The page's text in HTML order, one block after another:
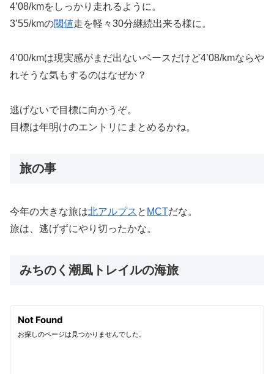
4’08/kmをしっかり走れるように。
3’55/kmの閾値走を軽々30分継続出来る様に。
4’00/kmは現実感がまだ出ないペースだけど4’08/kmならや
れそうな気もするのはなぜか？
逃げないで目標に向かうぞ。
目標は年明けのエントリにまとめるかね。
旅の事
今年の大きな旅は北アルプス と MCTだな。
旅は、逃げずにやり切ったかな。
みちのく潮風トレイルの海旅